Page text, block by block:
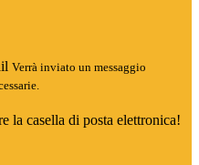
Verrà inviato un messaggio
la casella di posta elettronica!